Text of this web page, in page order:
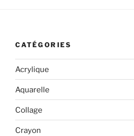
CATÉGORIES
Acrylique
Aquarelle
Collage
Crayon